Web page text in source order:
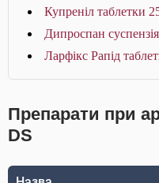
Купреніл таблетки
Дипроспан
Ларфікс Рапід
Препарати при
DS